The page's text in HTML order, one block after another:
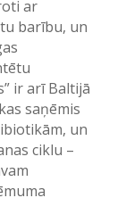
ar
barību, un
ir arī Baltijā
saņēmis
un
ciklu –